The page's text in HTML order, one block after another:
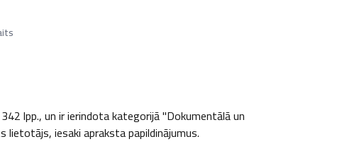
lpp., un ir ierindota kategorijā "Dokumentālā un
iesaki apraksta papildinājumus.